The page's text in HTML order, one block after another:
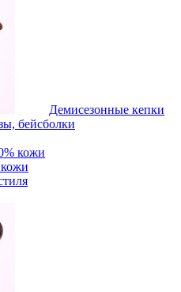
Демисезонные кепки
бейсболки
кожи